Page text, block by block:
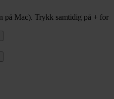
på Mac). Trykk samtidig på + for